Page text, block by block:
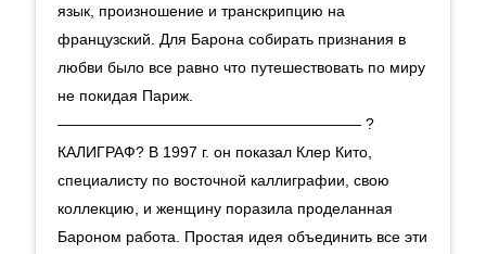
язык, произношение и транскрипцию на
французский. Для Барона собирать признания в
любви было все равно что путешествовать по миру
не покидая Париж.
———————————————————— ?
КАЛИГРАФ? В 1997 г. он показал Клер Кито,
специалисту по восточной каллиграфии, свою
коллекцию, и женщину поразила проделанная
Бароном работа. Простая идея объединить все эти